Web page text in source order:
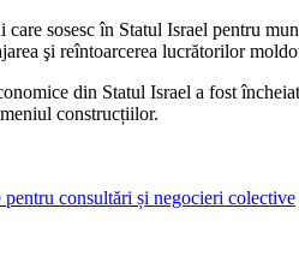
sosesc în Statul Israel pentru
şi reîntoarcerea lucrătorilor
din Statul Israel a fost
construcțiilor.
consultări și negocieri colective